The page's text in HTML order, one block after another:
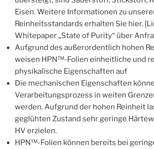
Eisen. Weitere Informationen zu
Reinheitsstandards erhalten Sie hier.
Whitepaper „State of Purity“ über
Aufgrund des außerordentlich hohen
weisen HPN™-Folien einheitliche und
physikalische Eigenschaften auf
Die mechanischen Eigenschaften
Verarbeitungsprozess in weiten
werden. Aufgrund der hohen Reinheit
geglühten Zustand sehr geringe
HV erzielen.
HPN™-Folien können bereits bei